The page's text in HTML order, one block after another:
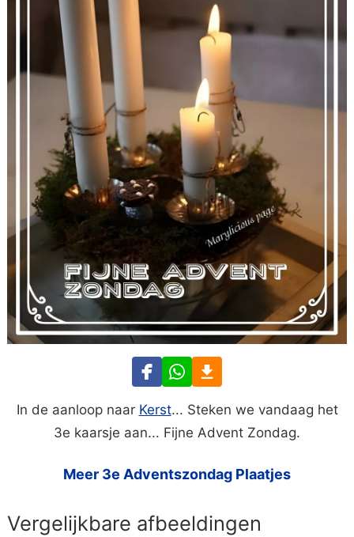
In de aanloop naar Kerst... Steken we vandaag het
3e kaarsje aan... Fijne Advent Zondag.
Meer 3e Adventszondag Plaatjes
Vergelijkbare afbeeldingen